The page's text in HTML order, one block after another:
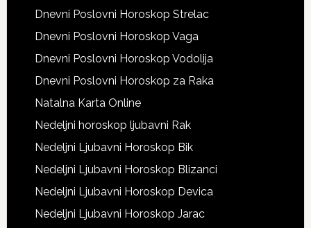
Dnevni Poslovni Horoskop Strelac
Dnevni Poslovni Horoskop Vaga
Dnevni Poslovni Horoskop Vodolija
Dnevni Poslovni Horoskop za Raka
Natalna Karta Online
Nedeljni horoskop ljubavni Rak
Nedeljni Ljubavni Horoskop Bik
Nedeljni Ljubavni Horoskop Blizanci
Nedeljni Ljubavni Horoskop Devica
Nedeljni Ljubavni Horoskop Jarac